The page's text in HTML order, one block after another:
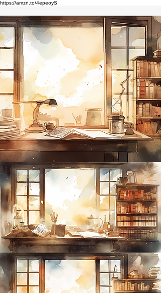
https://amzn.to/4epeoyS